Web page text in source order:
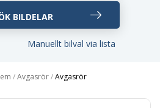
Manuellt bilval via lista
/Avgasrör/Avgasrör